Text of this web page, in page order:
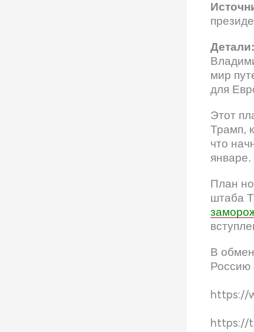
Детали:
мир
для
Этот
Трамп,
что
январе.
План
штаба
В
Россию
https://
https://